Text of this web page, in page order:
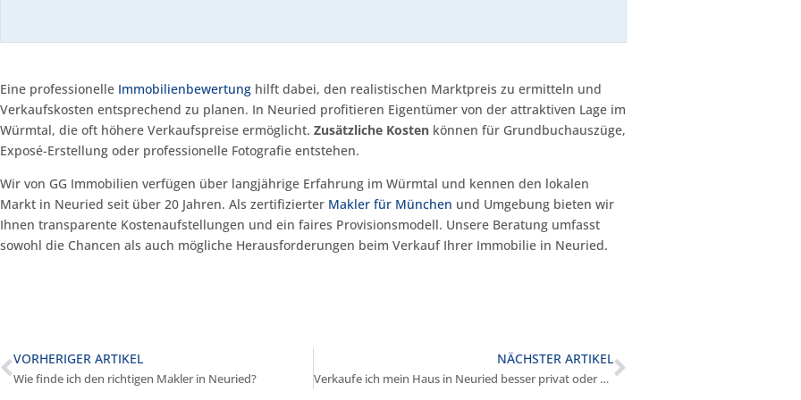
Eine professionelle Immobilienbewertung hilft dabei, den realistischen Marktpreis zu ermitteln und
Verkaufskosten entsprechend zu planen. In Neuried profitieren Eigentümer von der attraktiven Lage im
Würmtal, die oft höhere Verkaufspreise ermöglicht. Zusätzliche Kosten können für Grundbuchauszüge,
Exposé-Erstellung oder professionelle Fotografie entstehen.
Wir von GG Immobilien verfügen über langjährige Erfahrung im Würmtal und kennen den lokalen
Markt in Neuried seit über 20 Jahren. Als zertifizierter Makler für München und Umgebung bieten wir
Ihnen transparente Kostenaufstellungen und ein faires Provisionsmodell. Unsere Beratung umfasst
sowohl die Chancen als auch mögliche Herausforderungen beim Verkauf Ihrer Immobilie in Neuried.
VORHERIGER ARTIKEL
Wie finde ich den richtigen Makler in Neuried?
NÄCHSTER ARTIKEL
Verkaufe ich mein Haus in Neuried besser privat oder über Makler?